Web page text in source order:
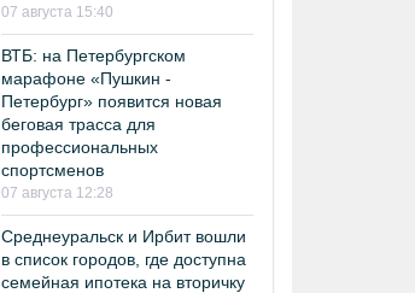
07 августа 15:40
ВТБ: на Петербургском
марафоне «Пушкин -
Петербург» появится новая
беговая трасса для
профессиональных
спортсменов
07 августа 12:28
Среднеуральск и Ирбит вошли
в список городов, где доступна
семейная ипотека на вторичку